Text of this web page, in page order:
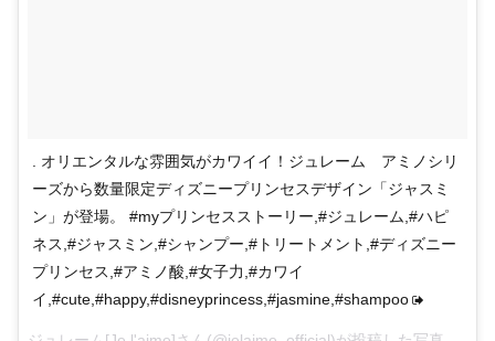
. オリエンタルな雰囲気がカワイイ！ジュレーム アミノシリ
ーズから数量限定ディズニープリンセスデザイン「ジャスミ
ン」が登場。 #myプリンセスストーリー,#ジュレーム,#ハピ
ネス,#ジャスミン,#シャンプー,#トリートメント,#ディズニー
プリンセス,#アミノ酸,#女子力,#カワイ
イ,#cute,#happy,#disneyprincess,#jasmine,#shampoo